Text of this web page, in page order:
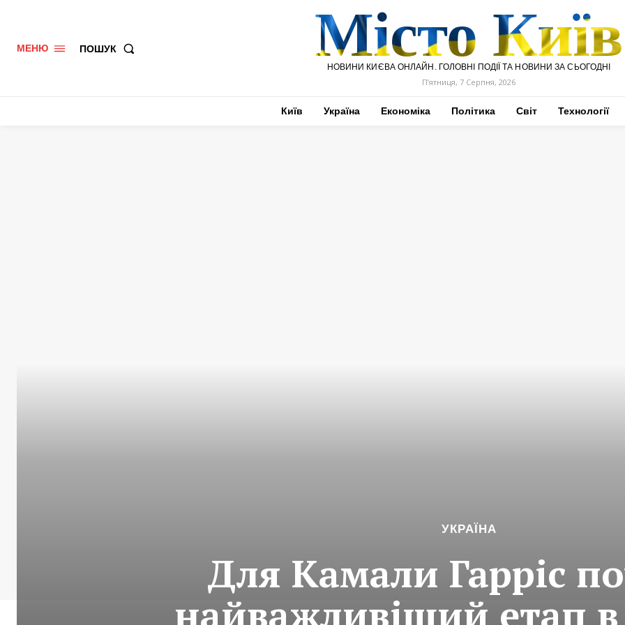
МЕНЮ ПОШУК Місто Київ
НОВИНИ КИЄВА ОНЛАЙН. ГОЛОВНІ ПОДІЇ ТА НОВИНИ ЗА СЬОГОДНІ
П’ятниця, 7 Серпня, 2026
Київ Україна Економіка Політика Світ Технології
УКРАЇНА
Для Камали Гарріс
найважливіший етап в